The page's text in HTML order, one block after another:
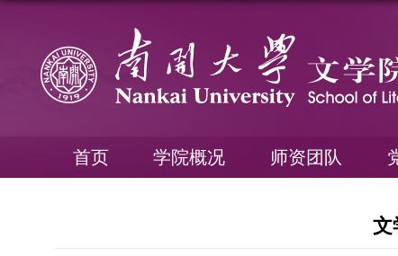
首页 学院概况 师资团队
文